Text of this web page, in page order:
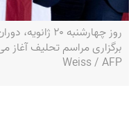
روز چهارشنبه
Weiss / AFP